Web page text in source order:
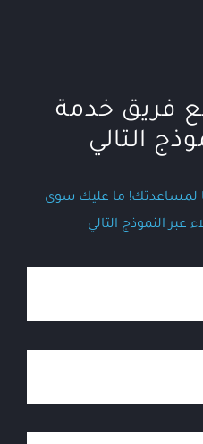
فريق خدمة
التالي
لمساعدتك! ما عليك سوى
النموذج التالي